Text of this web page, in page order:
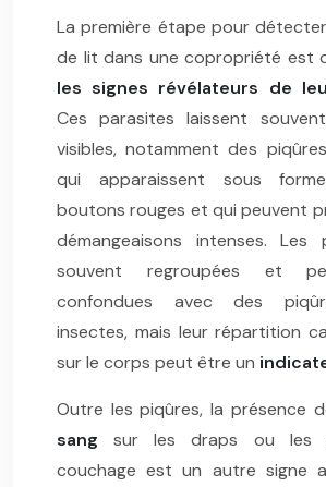
La première étape pour
de lit dans une copropriété est
les signes révélateurs de
Ces parasites laissent
visibles, notamment des
qui apparaissent sous
boutons rouges et qui peuvent
démangeaisons intenses. Les
souvent regroupées et
confondues avec des
insectes, mais leur répartition
sur le corps peut être un
Outre les piqûres, la présence
sang sur les draps ou les
couchage est un autre signe